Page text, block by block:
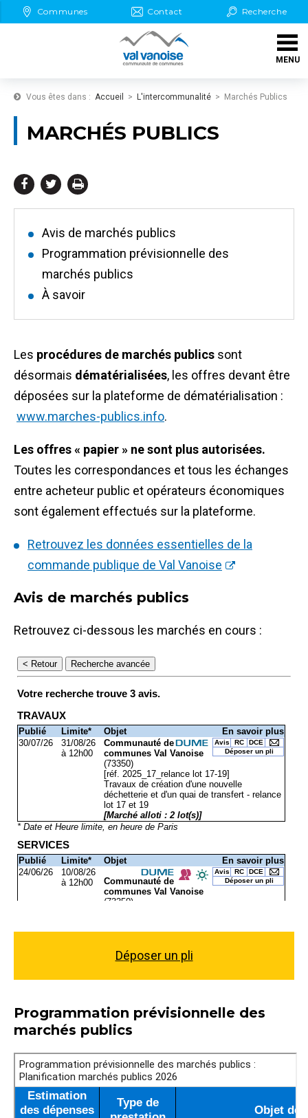
Aller aux démarches en ligne
Aller à la recherche
Communes Contact Recherche
MENU
Vous êtes dans : Accueil L'intercommunalité Marchés Publics
MARCHÉS PUBLICS
Partager
Facebook
Partager
Twitter
Imprimer
Avis de marchés publics
Programmation prévisionnelle des
marchés publics
À savoir
Les procédures de marchés publics sont
désormais dématérialisées, les offres devant être
déposées sur la plateforme de dématérialisation :
www.marches-publics.info.
Les offres « papier » ne sont plus autorisées.
Toutes les correspondances et tous les échanges
entre acheteur public et opérateurs économiques
sont également effectués sur la plateforme.
Retrouvez les données essentielles de la
commande publique de Val Vanoise
Avis de marchés publics
Retrouvez ci-dessous les marchés en cours :
Déposer un pli
Programmation prévisionnelle des
marchés publics